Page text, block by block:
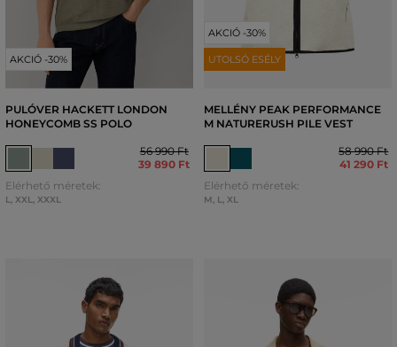
AKCIÓ -30%
PULÓVER HACKETT LONDON
HONEYCOMB SS POLO
56 990 Ft
39 890 Ft
Elérhető méretek:
L, XXL, XXXL
AKCIÓ -30%
UTOLSÓ ESÉLY
MELLÉNY PEAK PERFORMANCE
M NATURERUSH PILE VEST
58 990 Ft
41 290 Ft
Elérhető méretek:
M, L, XL